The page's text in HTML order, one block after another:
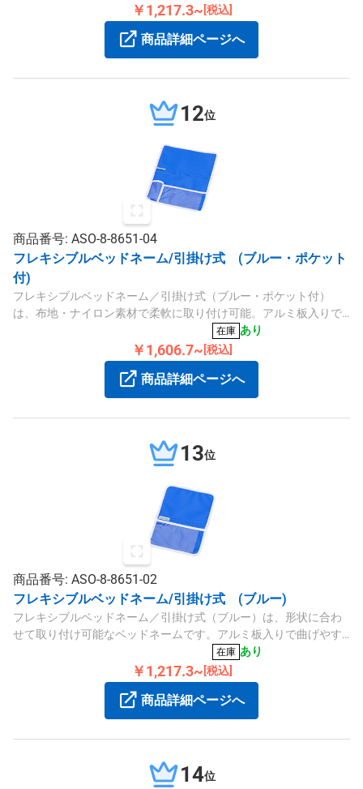
￥1,217.3~[税込]
商品詳細ページへ
12位
商品番号: ASO-8-8651-04
フレキシブルベッドネーム/引掛け式 (ブルー・ポケット
付)
フレキシブルベッドネーム／引掛け式（ブルー・ポケット付）
は、布地・ナイロン素材で柔軟に取り付け可能。アルミ板入りで
形状に合わせて調整でき、サイズは200×260mmです。
在庫 あり
￥1,606.7~ [税込]
商品詳細ページへ
13位
商品番号: ASO-8-8651-02
フレキシブルベッドネーム/引掛け式 (ブルー)
フレキシブルベッドネーム／引掛け式（ブルー）は、形状に合わ
せて取り付け可能なベッドネームです。アルミ板入りで曲げやす
く、丸パイプや角パイプに対応します。在庫 あり
￥1,217.3~ [税込]
商品詳細ページへ
14位